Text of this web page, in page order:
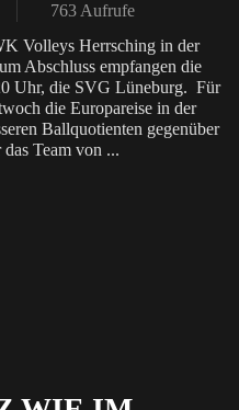
763 Aufrufe
Volleys Herrsching in der
Abschluss empfangen die
Uhr, die SVG Lüneburg. Für
die Europareise in der
Ballquotienten gegenüber
Team von ...